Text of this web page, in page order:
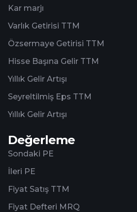
Kar marjı
Varlık Getirisi TTM
Özsermaye Getirisi TTM
Hisse Başına Gelir TTM
Yıllık Gelir Artışı
Seyreltilmiş Eps TTM
Yıllık Gelir Artışı
Değerleme
Sondaki PE
İleri PE
Fiyat Satış TTM
Fiyat Defteri MRQ